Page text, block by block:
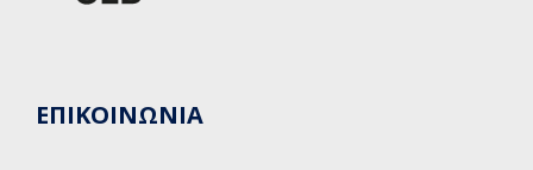
ΕΠΙΚΟΙΝΩΝΙΑ